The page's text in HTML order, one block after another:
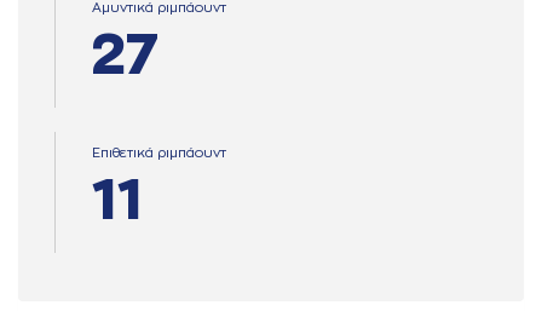
Αμυντικά ριμπάουντ
27
Επιθετικά ριμπάουντ
11